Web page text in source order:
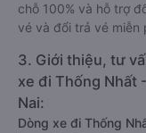
chỗ 100% và hỗ trợ
vé và đổi trả vé miễn
3. Giới thiệu, tư
xe đi Thống Nhất
Nai:
Dòng xe đi Thống